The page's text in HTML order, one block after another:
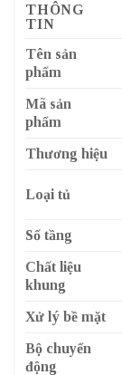
THÔNG
TIN
Tên sản
phẩm
Mã sản
phẩm
Thương hiệu
Loại tủ
Số tầng
Chất liệu
khung
Xử lý bề mặt
Bộ chuyển
động